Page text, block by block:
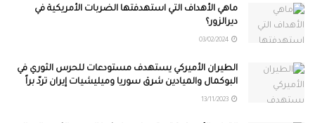
ماهي الأهداف التي استهدفتها الضربات الأمريكية في
ديرالزور؟
الطيران الأميركي يستهدف مستودعات للحرس الثوري في
البوكمال والميادين شرق سوريا وميليشيات إيران تردّ براً